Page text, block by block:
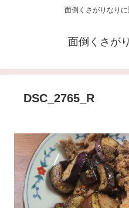
面倒くさがりなり
面倒くさが
DSC_2765_R